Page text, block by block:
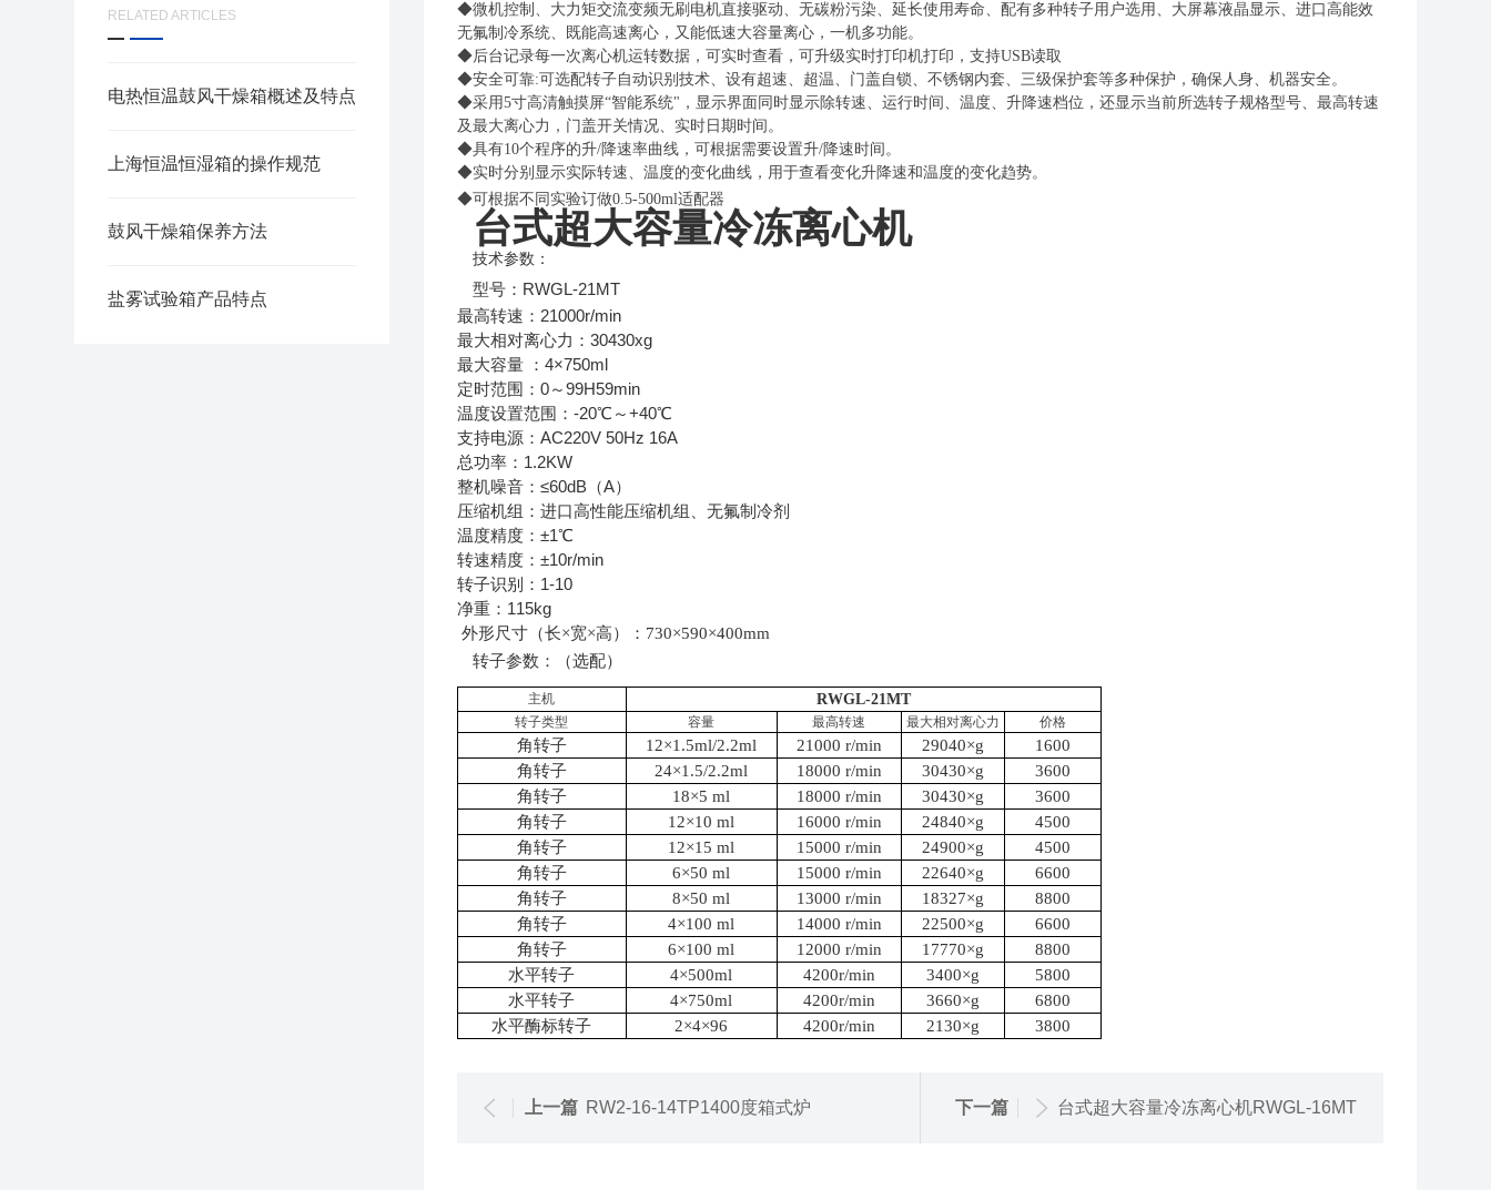
RELATED ARTICLES
电热恒温鼓风干燥箱概述及特点
上海恒温恒湿箱的操作规范
鼓风干燥箱保养方法
盐雾试验箱产品特点
◆微机控制、大力矩交流变频无刷电机直接驱动、无碳粉污染、延长使用寿命、配有多种转子用户选用、大屏幕液晶显示、进口高能效
无氟制冷系统、既能高速离心，又能低速大容量离心，一机多功能。
◆后台记录每一次离心机运转数据，可实时查看，可升级实时打印机打印，支持USB读取
◆安全可靠:可选配转子自动识别技术、设有超速、超温、门盖自锁、不锈钢内套、三级保护套等多种保护，确保人身、机器安全。
◆采用5寸高清触摸屏“智能系统"，显示界面同时显示除转速、运行时间、温度、升降速档位，还显示当前所选转子规格型号、最高转速
及最大离心力，门盖开关情况、实时日期时间 。
◆具有10个程序的升/降速率曲线，可根据需要设置升/降速时间。
◆实时分别显示实际转速、温度的变化曲线，用于查看变化升降速和温度的变化趋势。
◆可根据不同实验订做0.5-500ml适配器
台式超大容量冷冻离心机
技术参数：
型号：RWGL-21MT
最高转速：21000r/min
最大相对离心力：30430xg
最大容量 ：4×750ml
定时范围：0～99H59min
温度设置范围：-20℃～+40℃
支持电源：AC220V 50Hz 16A
总功率：1.2KW
整机噪音：≤60dB（A）
压缩机组：进口高性能压缩机组、无氟制冷剂
温度精度：±1℃
转速精度：±10r/min
转子识别：1-10
净重：115kg
外形尺寸（长×宽×高）： 730×590×400mm
转子参数：（选配）
主机 RWGL-21MT
转子类型 容量 最高转速 最大相对离心力 价格
角转子 12×1.5ml/2.2ml 21000 r/min 29040×g
1600
角转子
24×1.5/2.2ml 18000 r/min 30430×g
3600
角转子
18×5 ml 18000 r/min 30430×g
3600
角转子
12×10 ml 16000 r/min 24840×g
4500
角转子
12×15 ml 15000 r/min 24900×g
4500
角转子
6×50 ml 15000 r/min 22640×g
6600
角转子
8×50 ml 13000 r/min 18327×g
8800
角转子
4×100 ml 14000 r/min 22500×g
6600
角转子
6×100 ml 12000 r/min 17770×g
8800
水平转子
4×500ml 4200r/min 3400×g
5800
水平转子
4×750ml 4200r/min 3660×g
6800
水平酶标转子
2×4×96 4200r/min 2130×g 3800
上一篇 RW2-16-14TP1400度箱式炉 下一篇 台式超大容量冷冻离心机RWGL-16MT